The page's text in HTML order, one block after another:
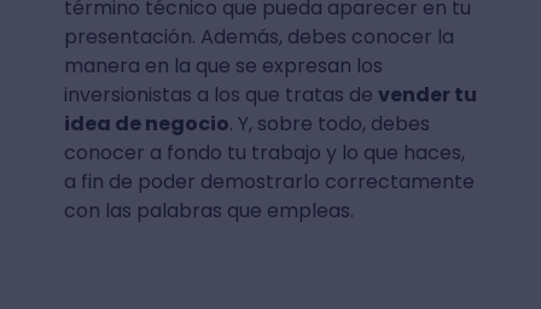
término técnico que pueda aparecer en tu
presentación. Además, debes conocer la
manera en la que se expresan los
inversionistas a los que tratas de vender tu
idea de negocio. Y, sobre todo, debes
conocer a fondo tu trabajo y lo que haces,
a fin de poder demostrarlo correctamente
con las palabras que empleas.